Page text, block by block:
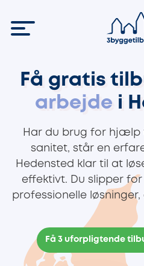
Få gratis
arbejde i
Har du brug for hjælp
sanitet, står en
Hedensted klar til at
effektivt. Du slipper
professionelle
Få 3 uforpligtende